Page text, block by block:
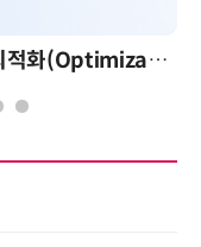
AI 시대의 의사결정을 바꾸는 수리최적화(Optimization): 실제 산업 적용 사례와 활용 전략